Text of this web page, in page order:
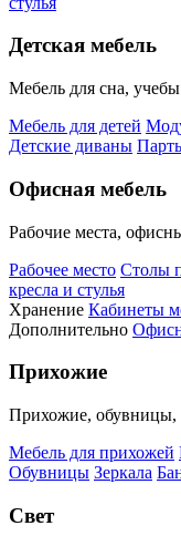
Детская мебель
Мебель для сна,
Мебель для детей
Детские диваны
Офисная мебель
Рабочие места,
Рабочее место Столы
кресла и стулья
Хранение Кабинеты
Дополнительно
Прихожие
Прихожие, обувницы,
Мебель для прихожей
Обувницы Зеркала
Свет